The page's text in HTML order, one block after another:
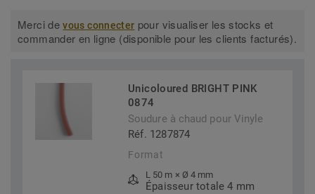
Merci devous connecter pour visualiser les stocks et
commander en ligne (disponible pour les clients facturés).
Unicoloured BRIGHT PINK
0874
Soudure à chaud pour Vinyle
Réf. 1287874
Format
L 50 m × Ø 4 mm
Épaisseur totale 4 mm